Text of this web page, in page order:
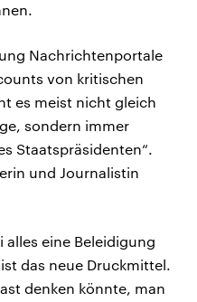
Nachrichtenportale
von kritischen
es meist nicht gleich
sondern immer
Staatspräsidenten“.
und Journalistin
alles eine Beleidigung
das neue Druckmittel.
denken könnte, man